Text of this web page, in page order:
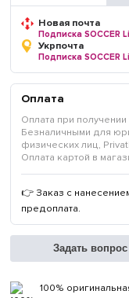
Новая почта
Подписка SOCCER
Укрпочта
Подписка SOCCER
Оплата
Оплата при
Безналичными для
физических лиц,
Оплата картой в
👉 Заказ с
предоплата.
Задать вопрос
100%